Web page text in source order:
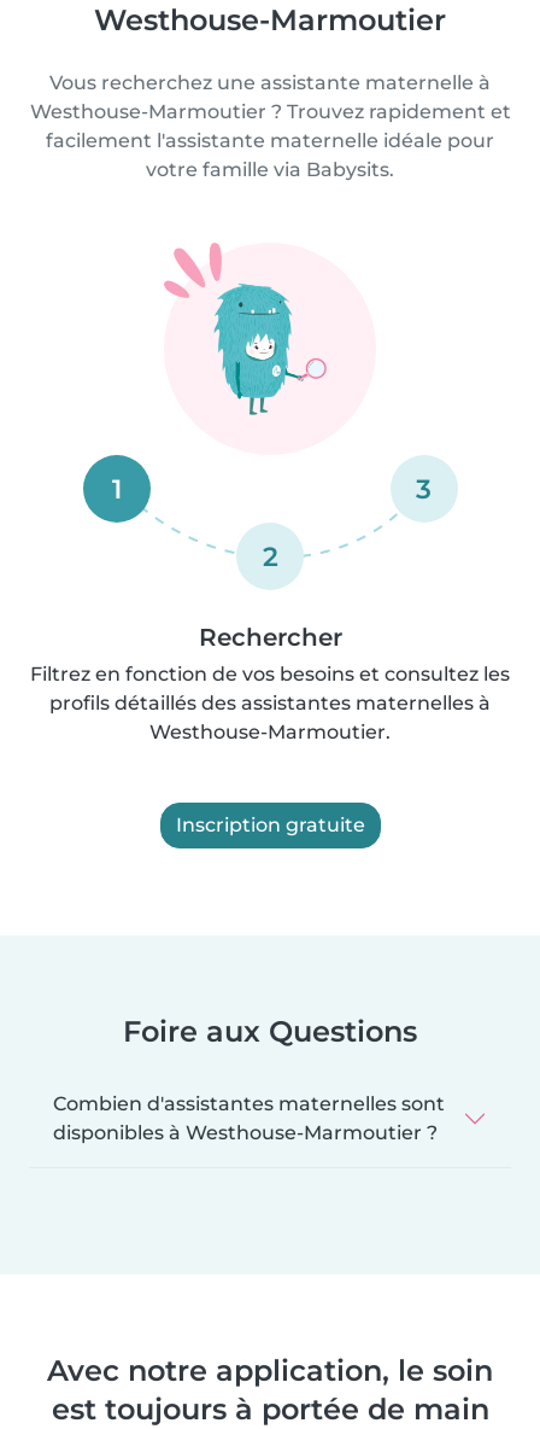
Westhouse-Marmoutier
Vous recherchez une assistante maternelle à
Westhouse-Marmoutier ? Trouvez rapidement et
facilement l'assistante maternelle idéale pour
votre famille via Babysits.
1
2
3
Rechercher
Filtrez en fonction de vos besoins et consultez les
profils détaillés des assistantes maternelles à
Westhouse-Marmoutier.
Inscription gratuite
Foire aux Questions
Combien d'assistantes maternelles sont
disponibles à Westhouse-Marmoutier ?
Avec notre application, le soin
est toujours à portée de main